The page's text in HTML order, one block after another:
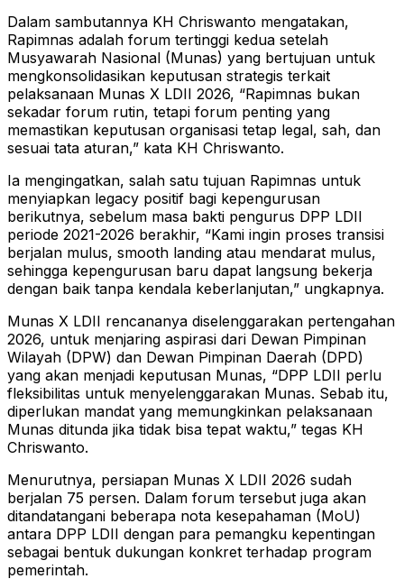
Dalam sambutannya KH Chriswanto mengatakan,
Rapimnas adalah forum tertinggi kedua setelah
Musyawarah Nasional (Munas) yang bertujuan untuk
mengkonsolidasikan keputusan strategis terkait
pelaksanaan Munas X LDII 2026, “Rapimnas bukan
sekadar forum rutin, tetapi forum penting yang
memastikan keputusan organisasi tetap legal, sah, dan
sesuai tata aturan,” kata KH Chriswanto.
Ia mengingatkan, salah satu tujuan Rapimnas untuk
menyiapkan legacy positif bagi kepengurusan
berikutnya, sebelum masa bakti pengurus DPP LDII
periode 2021-2026 berakhir, “Kami ingin proses transisi
berjalan mulus, smooth landing atau mendarat mulus,
sehingga kepengurusan baru dapat langsung bekerja
dengan baik tanpa kendala keberlanjutan,” ungkapnya.
Munas X LDII rencananya diselenggarakan pertengahan
2026, untuk menjaring aspirasi dari Dewan Pimpinan
Wilayah (DPW) dan Dewan Pimpinan Daerah (DPD)
yang akan menjadi keputusan Munas, “DPP LDII perlu
fleksibilitas untuk menyelenggarakan Munas. Sebab itu,
diperlukan mandat yang memungkinkan pelaksanaan
Munas ditunda jika tidak bisa tepat waktu,” tegas KH
Chriswanto.
Menurutnya, persiapan Munas X LDII 2026 sudah
berjalan 75 persen. Dalam forum tersebut juga akan
ditandatangani beberapa nota kesepahaman (MoU)
antara DPP LDII dengan para pemangku kepentingan
sebagai bentuk dukungan konkret terhadap program
pemerintah.